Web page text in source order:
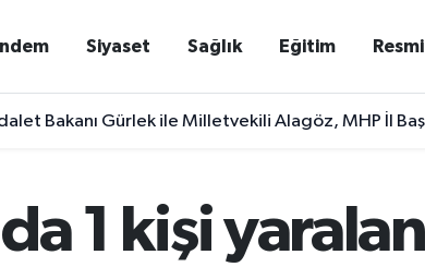
Siyaset Sağlık Eğitim
Bakanı Gürlek ile Milletvekili Alagöz, MHP İl
1 kişi